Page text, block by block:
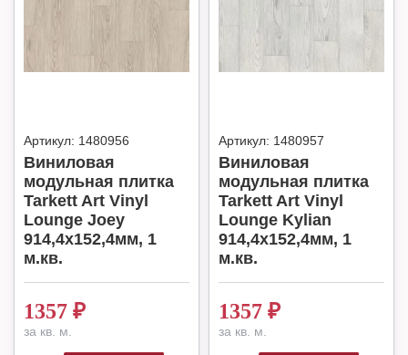
Артикул: 1480956
Виниловая
модульная плитка
Tarkett Art Vinyl
Lounge Joey
914,4х152,4мм, 1
м.кв.
1357 ₽
за кв. м.
Артикул: 1480957
Виниловая
модульная плитка
Tarkett Art Vinyl
Lounge Kylian
914,4х152,4мм, 1
м.кв.
1357 ₽
за кв. м.